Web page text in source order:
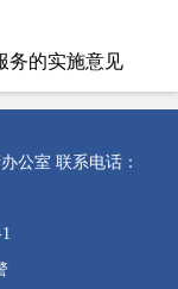
务的实施意见
公室 联系电话：